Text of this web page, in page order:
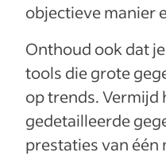
objectieve manier
Onthoud ook dat
tools die grote
op trends. Vermijd
gedetailleerde
prestaties van één